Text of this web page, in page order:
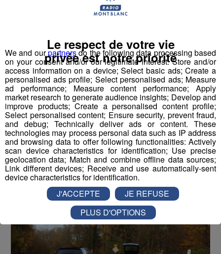
Haute-Savoie : hausse du nombre
de morts sur les routes
Publié par La Rédaction Radio Mont Blanc-19 février 2019 à
10h51
Radio Mont Blanc
We and ourpartnersdo the following data processing based
on your consent and/or our legitimate interest: Store and/or
access information on a device; Select basic ads; Create a
personalised ads profile; Select personalised ads; Measure
ad performance; Measure content performance; Apply
market research to generate audience insights; Develop and
improve products; Create a personalised content profile;
Select personalised content; Ensure security, prevent fraud,
and debug; Technically deliver ads or content. These
technologies may process personal data such as IP address
and browsing data to offer following functionalities: Actively
scan device characteristics for identification; Use precise
geolocation data; Match and combine offline data sources;
Link different devices; Receive and use automatically-sent
device characteristics for identification.
Le respect de votre vie
privée est notre priorité
J'ACCEPTE
JE REFUSE
PLUS D'OPTIONS